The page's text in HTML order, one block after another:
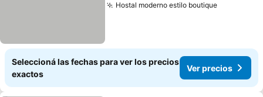
Hostal moderno estilo boutiqueVer
Seleccioná las fechas para ver los precios
exactos
Ver precios